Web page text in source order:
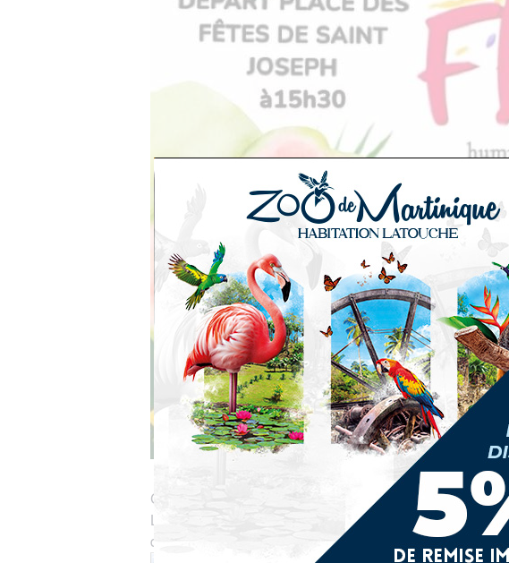
Carnaval 2025 à Saint-Joseph
La ville de Saint-Joseph se prépare à vivre des jours
des Fêtes à partir de 15h30 pour une semaine de